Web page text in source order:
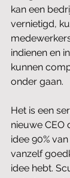
kan een
vernietigd,
indienen en
kunnen
onder gaan.
Het is een
nieuwe CEO
idee 90%
vanzelf
idee hebt.